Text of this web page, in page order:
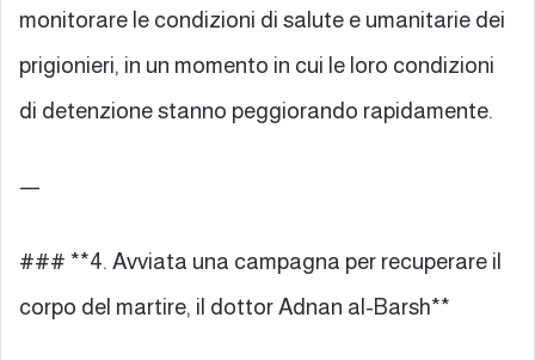
monitorare le condizioni di salute e umanitarie dei
prigionieri, in un momento in cui le loro condizioni
di detenzione stanno peggiorando rapidamente.
—
### **4. Avviata una campagna per recuperare il
corpo del martire, il dottor Adnan al-Barsh**